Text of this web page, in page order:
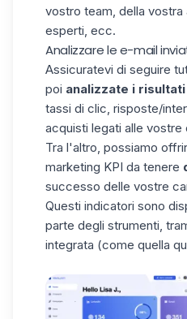
vostro team, della vostra
esperti, ecc.
Analizzare le e-mail
Assicuratevi di seguire
poi analizzate i risultati
tassi di clic, risposte/
acquisti legati alle vostre
Tra l'altro, possiamo
marketing KPI da tenere
successo delle vostre
Questi indicatori sono
parte degli strumenti,
integrata (come quella qui